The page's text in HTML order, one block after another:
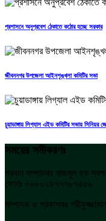
প্রশাসনে অনুপ্রবেশ ঠেকাতে কঠোর হচ্ছে সরকার
জীবননগর উপজেলা আইনশৃঙ্খলা কমিটির সভা
চুয়াডাঙ্গায় লিগ্যাল এইড কমিটির সভায়
সময়ের সমীকরণঃ
প্রধান সম্পাদকঃ নাজমুল হক
ফোনঃ +৮৮০২৪৭৭৭৮৭৫৫৬
সম্পাদক ও প্রকাশকঃ